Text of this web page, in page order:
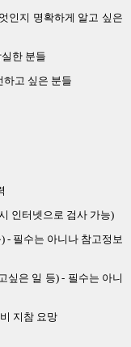
인지 명확하게 알고 싶은
한 분들
고 싶은 분들
인터넷으로 검사 가능)
- 필수는 아니나 참고정보
싶은 일 등) - 필수는 아니
지참 요망